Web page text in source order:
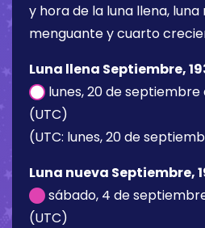
y hora de la luna llena,
menguante y cuarto
Luna llena Septiembre,
lunes, 20 de septiembre
(UTC)
(UTC: lunes, 20 de
Luna nueva Septiembre,
sábado, 4 de
(UTC)